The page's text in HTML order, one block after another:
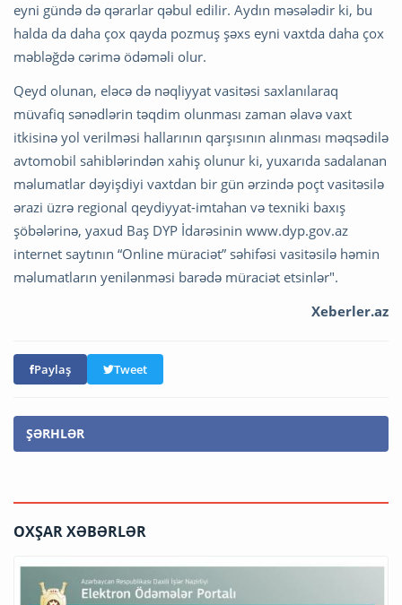
eyni gündə də qərarlar qəbul edilir. Aydın məsələdir ki, bu
halda da daha çox qayda pozmuş şəxs eyni vaxtda daha çox
məbləğdə cərimə ödəməli olur.
Qeyd olunan, eləcə də nəqliyyat vasitəsi saxlanılaraq
müvafiq sənədlərin təqdim olunması zaman əlavə vaxt
itkisinə yol verilməsi hallarının qarşısının alınması məqsədilə
avtomobil sahiblərindən xahiş olunur ki, yuxarıda sadalanan
məlumatlar dəyişdiyi vaxtdan bir gün ərzində poçt vasitəsilə
ərazi üzrə regional qeydiyyat-imtahan və texniki baxış
şöbələrinə, yaxud Baş DYP İdarəsinin www.dyp.gov.az
internet saytının “Online müraciət” səhifəsi vasitəsilə həmin
məlumatların yenilənməsi barədə müraciət etsinlər".
Xeberler.az
Paylaş Tweet
ŞƏRHLƏR
OXŞAR XƏBƏRLƏR